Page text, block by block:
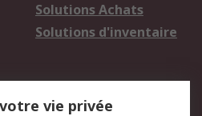
Solutions Achats
Solutions d'inventaire
vie privée